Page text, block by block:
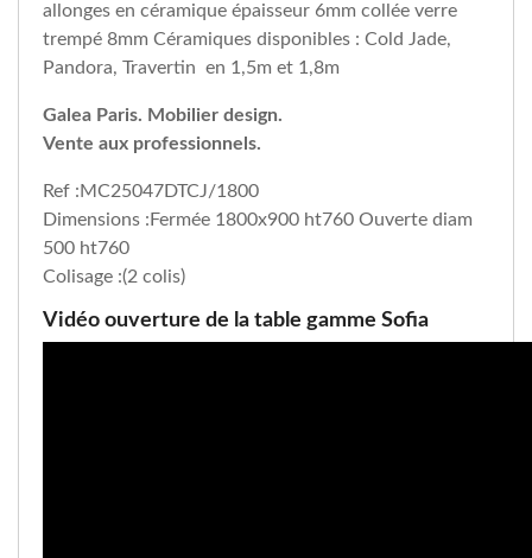
allonges en céramique épaisseur 6mm collée verre
trempé 8mm Céramiques disponibles : Cold Jade,
Pandora, Travertin en 1,5m et 1,8m
Galea Paris. Mobilier design.
Vente aux professionnels.
Ref :MC25047DTCJ/1800
Dimensions :Fermée 1800x900 ht760 Ouverte diam
500 ht760
Colisage :(2 colis)
Vidéo ouverture de la table gamme Sofia